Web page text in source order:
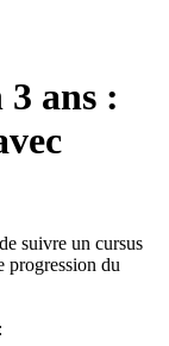
ans :
suivre un cursus
progression du
: